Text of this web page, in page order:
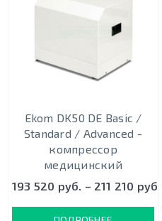
Ekom DK50 DE Basic /
Standard / Advanced -
компрессор
медицинский
193 520 руб. – 211 210 руб.